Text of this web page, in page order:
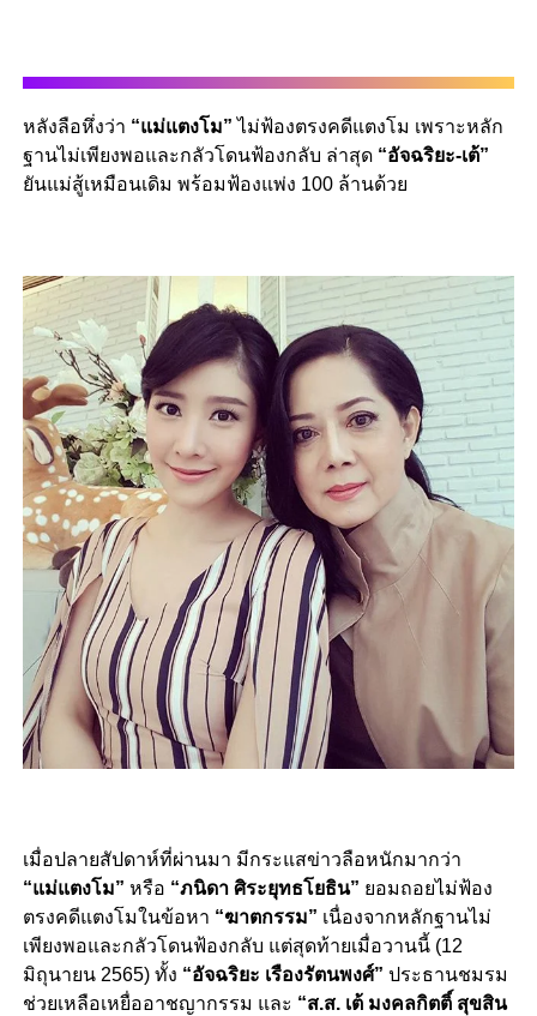
หลังลือหึ่งว่า “แม่แตงโม” ไม่ฟ้องตรงคดีแตงโม เพราะหลัก
ฐานไม่เพียงพอและกลัวโดนฟ้องกลับ ล่าสุด “อัจฉริยะ-เต้”
ยันแม่สู้เหมือนเดิม พร้อมฟ้องแพ่ง 100 ล้านด้วย
เมื่อปลายสัปดาห์ที่ผ่านมา มีกระแสข่าวลือหนักมากว่า
“แม่แตงโม” หรือ “ภนิดา ศิระยุทธโยธิน” ยอมถอยไม่ฟ้อง
ตรงคดีแตงโมในข้อหา “ฆาตกรรม” เนื่องจากหลักฐานไม่
เพียงพอและกลัวโดนฟ้องกลับ แต่สุดท้ายเมื่อวานนี้ (12
มิถุนายน 2565) ทั้ง “อัจฉริยะ เรืองรัตนพงศ์” ประธานชมรม
ช่วยเหลือเหยื่ออาชญากรรม และ “ส.ส. เต้ มงคลกิตติ์ สุขสิน